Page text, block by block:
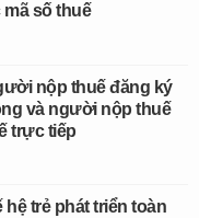
số thuế
nộp thuế đăng ký
và người nộp thuế
trực tiếp
hệ trẻ phát triển toàn